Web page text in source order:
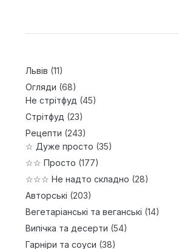
Львів (11)
Огляди (68)
Не стрітфуд (45)
Стрітфуд (23)
Рецепти (243)
☆ Дуже просто (35)
☆☆ Просто (177)
☆☆☆ Не надто складно (28)
Авторські (203)
Вегетаріанські та веганські (14)
Випічка та десерти (54)
Гарніри та соуси (38)